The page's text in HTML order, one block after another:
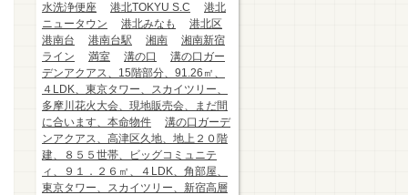
水洗浄便座
港北TOKYU S.C
港北
ニュータウン
港北みなも
港北区
港南台
港南台駅 湘南
湘南新宿
ライン
満室 溝の口
溝の口ガー
デンアクアス、15階部分、91.26㎡、
４LDK、東京タワー、スカイツリー、
多摩川花火大会、現地販売会、まだ間
に合います、本命物件
溝の口ガーデ
ンアクアス、高津区久地、地上２０階
建、８５５世帯、ビッグコミュニテ
ィ、９１．２６㎡、４LDK、角部屋、
東京タワー、スカイツリー、新宿高層